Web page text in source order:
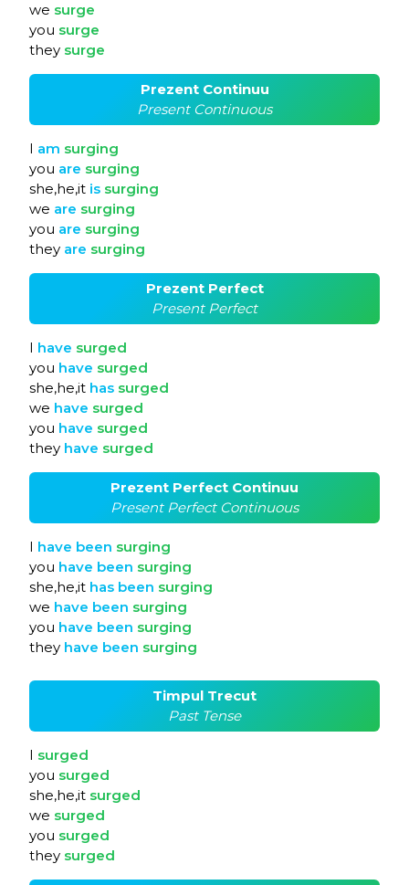
we surge
you surge
they surge
Prezent Continuu
Present Continuous
I am surging
you are surging
she,he,it is surging
we are surging
you are surging
they are surging
Prezent Perfect
Present Perfect
I have surged
you have surged
she,he,it has surged
we have surged
you have surged
they have surged
Prezent Perfect Continuu
Present Perfect Continuous
I have been surging
you have been surging
she,he,it has been surging
we have been surging
you have been surging
they have been surging
Timpul Trecut
Past Tense
I surged
you surged
she,he,it surged
we surged
you surged
they surged